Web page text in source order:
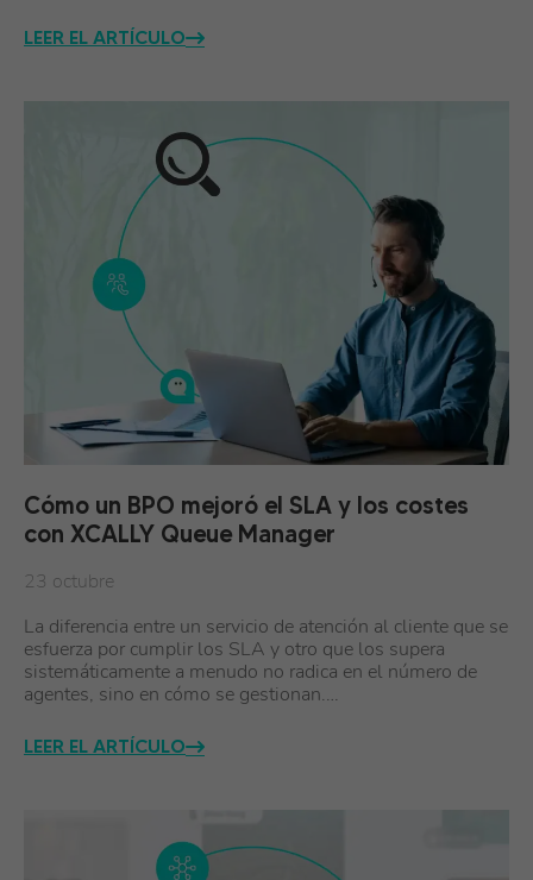
LEER EL ARTÍCULO
Cómo un BPO mejoró el SLA y los costes
con XCALLY Queue Manager
23 octubre
La diferencia entre un servicio de atención al cliente que se
esfuerza por cumplir los SLA y otro que los supera
sistemáticamente a menudo no radica en el número de
agentes, sino en cómo se gestionan.…
LEER EL ARTÍCULO